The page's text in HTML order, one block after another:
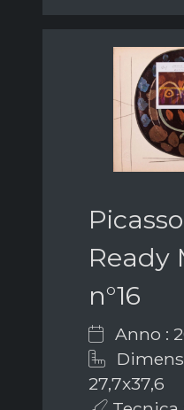
Ready
n°16
Anno :
27,7x37,6